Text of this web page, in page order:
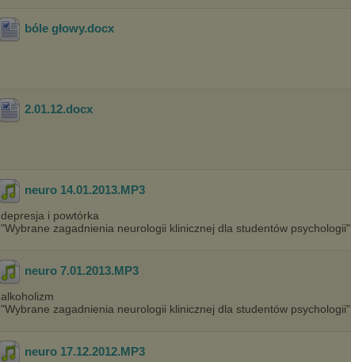
bóle głowy.docx
2.01.12.docx
neuro 14.01.2013.MP3
depresja i powtórka
"Wybrane zagadnienia neurologii klinicznej dla studentów psychologii"
neuro 7.01.2013.MP3
alkoholizm
"Wybrane zagadnienia neurologii klinicznej dla studentów psychologii"
neuro 17.12.2012.MP3